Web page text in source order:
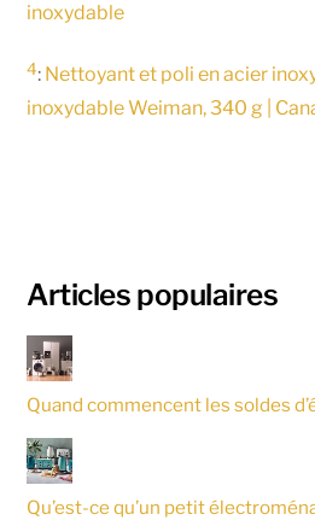
inoxydable
4: Nettoyant et poli en acier
inoxydable Weiman, 340 g |
Articles populaires
Quand commencent les soldes
Qu’est-ce qu’un petit